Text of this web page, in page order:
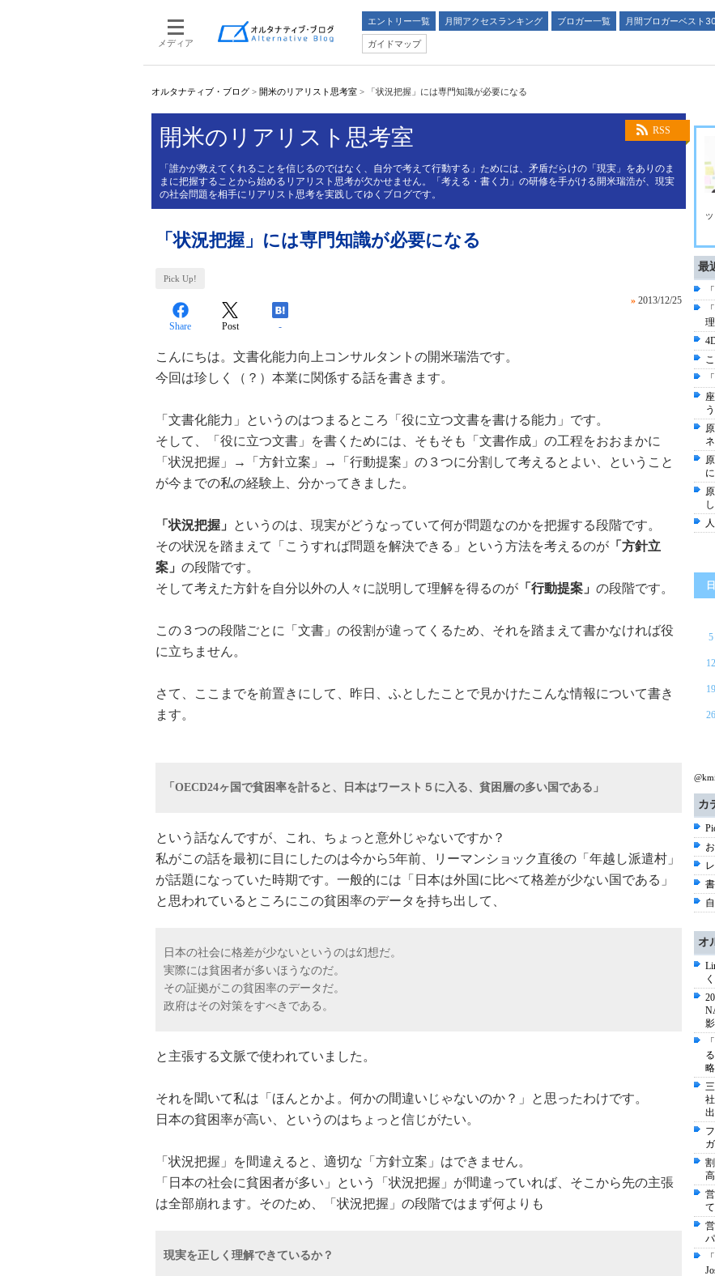
メディア
エントリー一覧 月間アクセスランキング ブロガー一覧
月間ブロガーベスト
ガイドマップ
オルタナティブ・ブログ > 開米のリアリスト思考室 > 「状況把握」には専門知識が必要になる
RSS
開米のリアリスト思考室
「誰かが教えてくれることを信じるのではなく、自分で考えて行動する」ためには、矛盾だらけの「現実」をありのま
まに把握することから始めるリアリスト思考が欠かせません。「考える・書く力」の研修を手がける開米瑞浩が、現実
の社会問題を相手にリアリスト思考を実践してゆくブログです。
「状況把握」には専門知識が必要になる
Pick Up!
» 2013/12/25
Share Post -
こんにちは。文書化能力向上コンサルタントの開米瑞浩です。
今回は珍しく（？）本業に関係する話を書きます。
「文書化能力」というのはつまるところ「役に立つ文書を書ける能力」です。
そして、「役に立つ文書」を書くためには、そもそも「文書作成」の工程をおおまかに
「状況把握」→「方針立案」→「行動提案」の３つに分割して考えるとよい、ということ
が今までの私の経験上、分かってきました。
「状況把握」
というのは、現実がどうなっていて何が問題なのかを把握する段階です。
その状況を踏まえて「こうすれば問題を解決できる」という方法を考えるのが 「方針立
案」 の段階です。
そして考えた方針を自分以外の人々に説明して理解を得るのが 「行動提案」 の段階です。
この３つの段階ごとに「文書」の役割が違ってくるため、それを踏まえて書かなければ役
に立ちません。
さて、ここまでを前置きにして、昨日、ふとしたことで見かけたこんな情報について書き
ます。
「OECD24ヶ国で貧困率を計ると、日本はワースト５に入る、貧困層の多い国である」
という話なんですが、これ、ちょっと意外じゃないですか？
私がこの話を最初に目にしたのは今から5年前、リーマンショック直後の「年越し派遣村」
が話題になっていた時期です。一般的には「日本は外国に比べて格差が少ない国である」
と思われているところにこの貧困率のデータを持ち出して、
日本の社会に格差が少ないというのは幻想だ。
実際には貧困者が多いほうなのだ。
その証拠がこの貧困率のデータだ。
政府はその対策をすべきである。
と主張する文脈で使われていました。
それを聞いて私は「ほんとかよ。何かの間違いじゃないのか？」と思ったわけです。
日本の貧困率が高い、というのはちょっと信じがたい。
「状況把握」を間違えると、適切な「方針立案」はできません。
「日本の社会に貧困者が多い」という「状況把握」が間違っていれば、そこから先の主張
は全部崩れます。そのため、「状況把握」の段階ではまず何よりも
現実を正しく理解できているか？
最
う
日
5
12
19
26
カ
オ